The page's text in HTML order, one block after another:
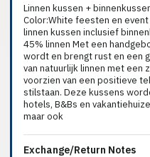
Linnen kussen +
Color:White feesten en event
linnen kussen inclusief
45% linnen Met een
wordt en brengt rust en een
van natuurlijk linnen met een
voorzien van een positieve
stilstaan. Deze kussens
hotels, B&Bs en
maar ook
Exchange/Return Notes